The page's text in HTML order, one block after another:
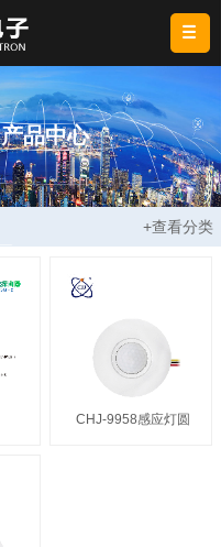
产品中心
+查看分类
CHJ-9958感应灯圆